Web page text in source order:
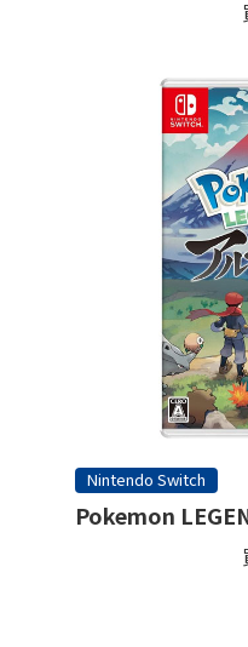
Nintendo Switch
Pokemon